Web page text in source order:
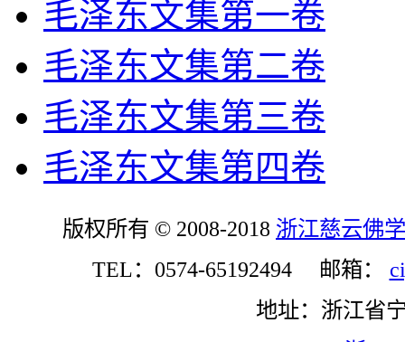
毛泽东文集第一卷
毛泽东文集第二卷
毛泽东文集第三卷
毛泽东文集第四卷
版权所有 © 2008-2018 浙江慈云佛
TEL：0574-65192494 邮箱：
地址：浙江省